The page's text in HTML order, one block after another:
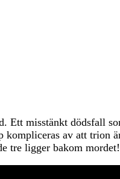
Ett misstänkt dödsfall
kompliceras av att trion
tre ligger bakom